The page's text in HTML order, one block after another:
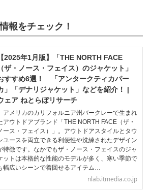
報をチェック！
【2025年1月版】「THE NORTH FACE
（ザ・ノース・フェイス）のジャケット」
すすめ6選！ 「アンタークティカパー
」「デナリジャケット」などを紹介！ |
ェア ねとらぼリサーチ
アメリカのカリフォルニア州バークレーで生まれ
アウトドアブランド「THE NORTH FACE（ザ・
ース・フェイス）」。アウトドアスタイルとタウ
ユースを両立できる利便性や洗練されたデザイン
特徴です。なかでもザ・ノース・フェイスのジャ
ットは本格的な性能のモデルが多く、寒い季節で
幅広いシーンで着回せるアイテム…
nlab.itmedia.co.jp